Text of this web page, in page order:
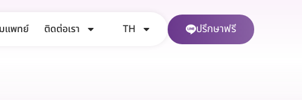
แพทย์ ติดต่อเรา TH ปรึกษาฟรี